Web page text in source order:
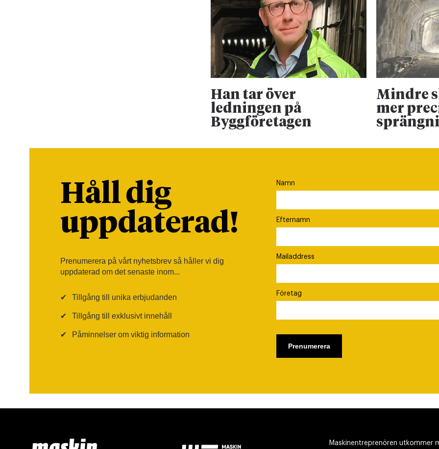
Han tar över
ledningen på
Byggföretagen
Mindre
mer
Håll dig
uppdaterad!
Prenumerera på vårt nyhetsbrev så håller vi dig
uppdaterad om det senaste inom...
✔ Tillgång till unika erbjudanden
✔ Tillgång till exklusivt innehåll
✔ Påminnelser om viktig information
Namn
Efternamn
Mailaddress
Företag
Maskinentreprenören utkommer